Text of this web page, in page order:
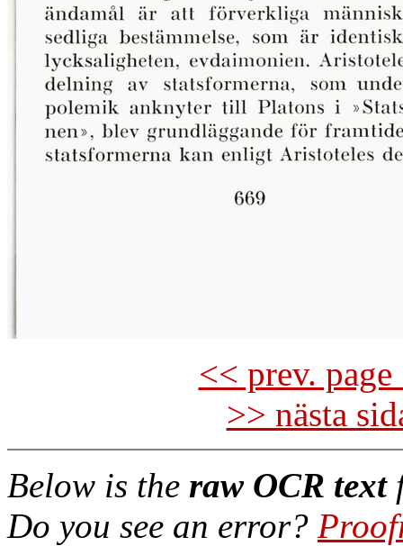
<< prev.
>> nästa
Below is the raw OCR text
Do you see an error?